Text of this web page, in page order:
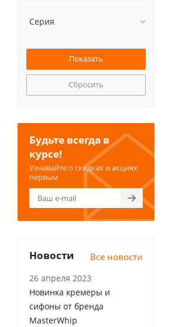
Серия
Сбросить
Будьте всегда в
курсе!
Узнавайте о скидках и акциях
первым
Новости Все новости
26 апреля 2023
Новинка кремеры и
сифоны от бренда
MasterWhip